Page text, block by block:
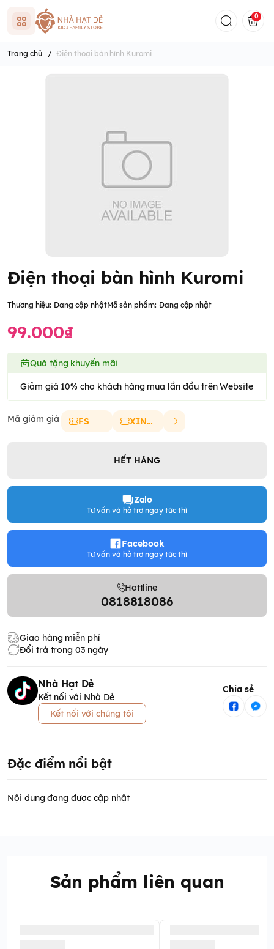
0
Trang chủ / Điện thoại bàn hình Kuromi
Điện thoại bàn hình Kuromi
Thương hiệu: Đang cập nhậtMã sản phẩm: Đang cập nhật
99.000₫
Quà tặng khuyến mãi
Giảm giá 10% cho khách hàng mua lần đầu trên Website
Mã giảm giá FS XINCHAO
HẾT HÀNG
Zalo
Tư vấn và hỗ trợ ngay tức thì
Facebook
Tư vấn và hỗ trợ ngay tức thì
Hottline
0818818086
Giao hàng miễn phí
Đổi trả trong 03 ngày
Nhà Hạt Dẻ
Kết nối với Nhà Dẻ
Kết nối với chúng tôi
Chia sẻ
Đặc điểm nổi bật
Nội dung đang được cập nhật
Sản phẩm liên quan